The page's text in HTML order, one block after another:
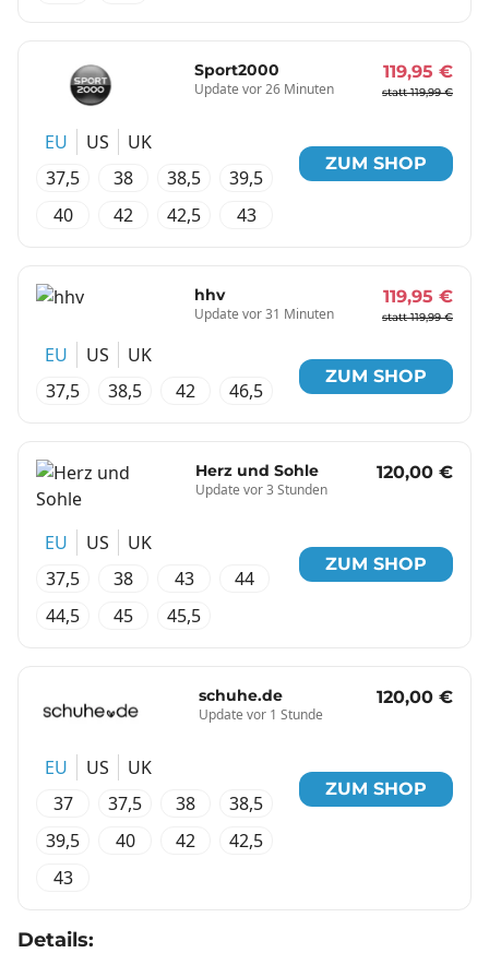
Sport2000
Update vor 26 Minuten
119,95 €
statt 119,99 €
EU US
UK
37,5
38 38,5
39,5
40
42 42,5 43
ZUM SHOP
hhv
Update vor 31 Minuten
119,95 €
statt 119,99 €
EU US
UK
37,5
38,5 42 46,5
ZUM SHOP
Herz und Sohle
Update vor 3 Stunden
120,00 €
EU US
UK
37,5
38 43
44
44,5
45 45,5
ZUM SHOP
schuhe.de
Update vor 1 Stunde
120,00 €
EU US
UK
37
37,5 38
38,5
39,5
40 42
42,5
43
ZUM SHOP
Details: